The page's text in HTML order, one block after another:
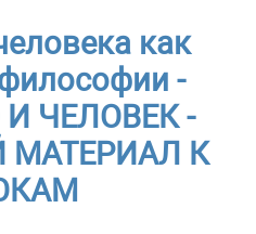
как
-
ЧЕЛОВЕК -
МАТЕРИАЛ К